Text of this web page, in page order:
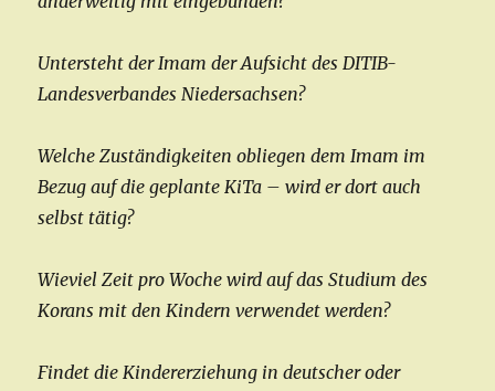
Untersteht der Imam der Aufsicht des DITIB-
Landesverbandes Niedersachsen?
Welche Zuständigkeiten obliegen dem Imam im
Bezug auf die geplante KiTa – wird er dort auch
selbst tätig?
Wieviel Zeit pro Woche wird auf das Studium des
Korans mit den Kindern verwendet werden?
Findet die Kindererziehung in deutscher oder